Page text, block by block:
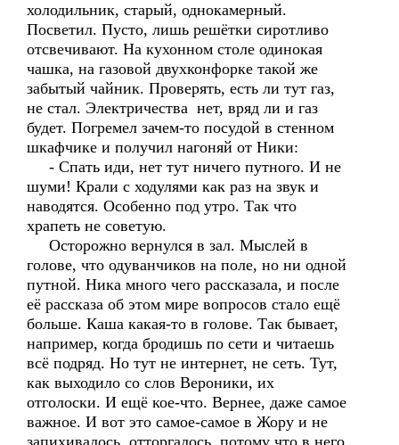
холодильник, старый, однокамерный.
Посветил. Пусто, лишь решётки сиротливо
отсвечивают. На кухонном столе одинокая
чашка, на газовой двухконфорке такой же
забытый чайник. Проверять, есть ли тут газ,
не стал. Электричества нет, вряд ли и газ
будет. Погремел зачем-то посудой в стенном
шкафчике и получил нагоняй от Ники:
- Спать иди, нет тут ничего путного. И не
шуми! Крали с ходулями как раз на звук и
наводятся. Особенно под утро. Так что
храпеть не советую.
Осторожно вернулся в зал. Мыслей в
голове, что одуванчиков на поле, но ни одной
путной. Ника много чего рассказала, и после
её рассказа об этом мире вопросов стало ещё
больше. Каша какая-то в голове. Так бывает,
например, когда бродишь по сети и читаешь
всё подряд. Но тут не интернет, не сеть. Тут,
как выходило со слов Вероники, их
отголоски. И ещё кое-что. Вернее, даже самое
важное. И вот это самое-самое в Жору и не
запихивалось, отторгалось, потому что в него